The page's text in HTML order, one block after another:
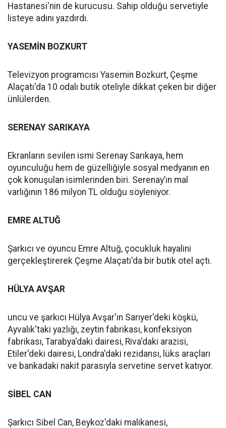
Hastanesi'nin de kurucusu. Sahip olduğu servetiyle
listeye adını yazdırdı.
YASEMİN BOZKURT
Televizyon programcısı Yasemin Bozkurt, Çeşme
Alaçatı'da 10 odalı butik oteliyle dikkat çeken bir diğer
ünlülerden.
SERENAY SARIKAYA
Ekranların sevilen ismi Serenay Sarıkaya, hem
oyunculuğu hem de güzelliğiyle sosyal medyanın en
çok konuşulan isimlerinden biri. Serenay’ın mal
varlığının 186 milyon TL olduğu söyleniyor.
EMRE ALTUĞ
Şarkıcı ve oyuncu Emre Altuğ, çocukluk hayalini
gerçekleştirerek Çeşme Alaçatı'da bir butik otel açtı.
HÜLYA AVŞAR
uncu ve şarkıcı Hülya Avşar'ın Sarıyer'deki köşkü,
Ayvalık'taki yazlığı, zeytin fabrikası, konfeksiyon
fabrikası, Tarabya'daki dairesi, Riva'daki arazisi,
Etiler'deki dairesi, Londra'daki rezidansı, lüks araçları
ve bankadaki nakit parasıyla servetine servet katıyor.
SİBEL CAN
Şarkıcı Sibel Can, Beykoz'daki malikanesi,